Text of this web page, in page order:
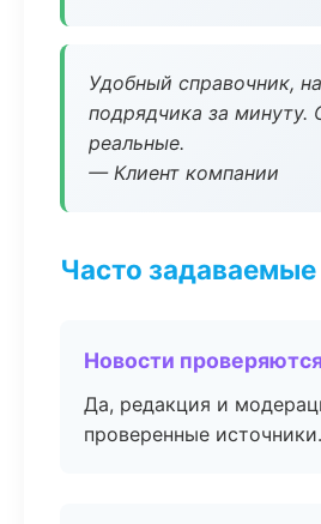
Удобный справочник,
подрядчика за минуту.
реальные.
— Клиент компании
Часто
Новости
Да, редакция и
проверенные источники.